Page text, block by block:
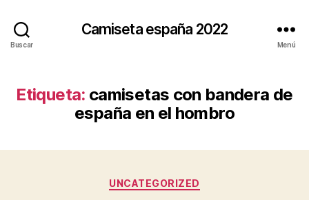
Buscar
Camiseta españa 2022
Menú
Etiqueta: camisetas con bandera de
españa en el hombro
Categorías
UNCATEGORIZED